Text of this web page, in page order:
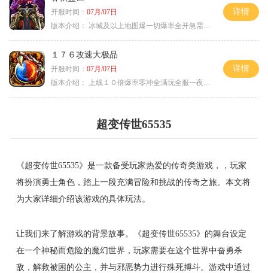
开服时间： 07月/07日
版本介绍：
冰城及以上地图爆一切爆率全开急需材料
详情
１７６攻速大极品
开服时间： 07月/07日
版本介绍：
上线１０倍爆率零冲全满玩全服一夜终极
详情
超变传世65535
《超变传世65535》是一款备受玩家热爱的传奇类游戏，，玩家
将扮演勇士角色，踏上一段充满冒险和挑战的传奇之旅。本文将
为大家详细介绍该游戏的具体玩法。
让我们来了解游戏的背景故事。《超变传世65535》的舞台设定
在一个神秘而危险的魔幻世界，玩家需要在这个世界中奋勇杀
敌，解救被困的公主，并与邪恶势力进行殊死搏斗。游戏中通过